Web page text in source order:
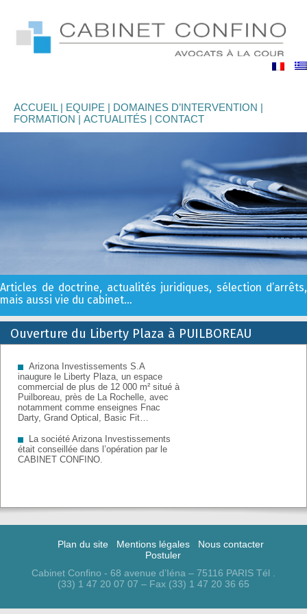
ACCUEIL EQUIPE
DOMAINES D’INTERVENTION
FORMATION
ACTUALITÉS CONTACT
Articles de doctrine, actualités juridiques, sélection d’arrêts,
mais aussi vie du cabinet…
Retrouvez sur cette page la tribune du CABINET CONFINO en
Ouverture du Liberty Plaza à PUILBOREAU
Arizona Investissements S.A
inaugure le Liberty Plaza, un espace
commercial de plus de 12 000 m² situé à
Puilboreau, près de La Rochelle, avec
notamment comme enseignes Fnac
Darty, Grand Optical, Basic Fit…
La société Arizona Investissements
était conseillée dans l’opération par le
CABINET CONFINO.
Plan du site Mentions légales
Nous contacter
Postuler
Cabinet Confino - 68 avenue d’Iéna – 75116 PARIS Tél .
(33) 1 47 20 07 07 – Fax (33) 1 47 20 36 65